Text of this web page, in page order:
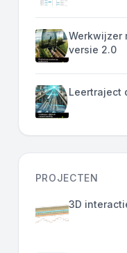
Werkwijzer
versie 2.0
Leertraject
PROJECTEN
3D